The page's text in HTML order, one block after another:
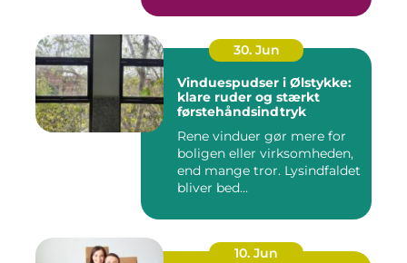
30. Jun
Vinduespudser i Ølstykke:
klare ruder og stærkt
førstehåndsindtryk
Rene vinduer gør mere for
boligen eller virksomheden,
end mange tror. Lysindfaldet
bliver bed...
10. Jun